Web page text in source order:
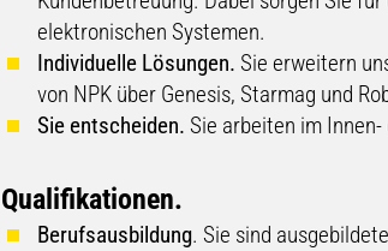
elektronischen Systemen.
Individuelle Lösungen. Sie erweitern
von NPK über Genesis, Starmag und
Sie entscheiden. Sie arbeiten im
Qualifikationen.
Berufsausbildung. Sie sind